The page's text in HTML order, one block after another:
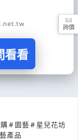
看看
# 園藝# 星兒花坊
產品
詢價